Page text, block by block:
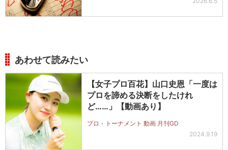
あわせて読みたい
【女子プロ百花】山口史恩「一度は
プロを諦める決断をしたけれ
ど……」【動画あり】
プロ・トーナメント 動画 月刊GD
2024.9.19